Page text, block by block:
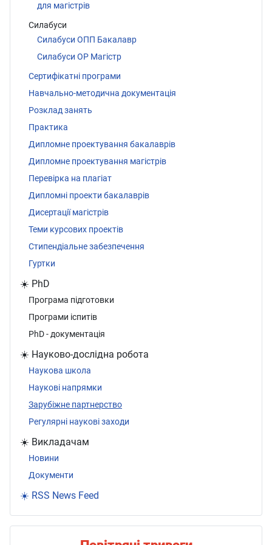
для магістрів
Силабуси
Силабуси ОПП Бакалавр
Силабуси ОР Магістр
Сертифікатні програми
Навчально-методична документація
Розклад занять
Практика
Дипломне проектування бакалаврів
Дипломне проектування магістрів
Перевірка на плагіат
Дипломні проекти бакалаврів
Дисертації магістрів
Теми курсових проектів
Стипендіальне забезпечення
Гуртки
☀️ PhD
Програма підготовки
Програми іспитів
PhD - документація
☀️ Науково-дослідна робота
Наукова школа
Наукові напрямки
Зарубіжне партнерство
Регулярні наукові заходи
☀️ Викладачам
Новини
Документи
☀️ RSS News Feed